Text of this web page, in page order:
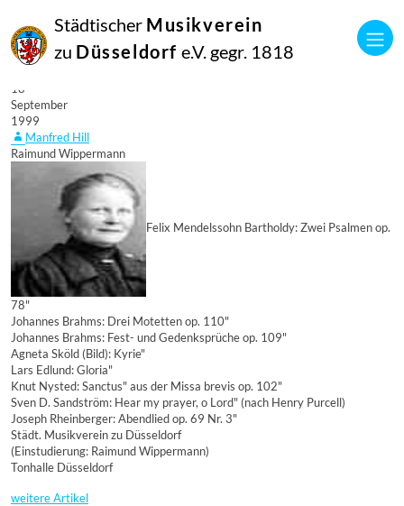
Städtischer Musikverein
zu Düsseldorf e.V. gegr. 1818
18
September
1999
Manfred Hill
Raimund Wippermann
Felix Mendelssohn Bartholdy: Zwei Psalmen op.
78"
Johannes Brahms: Drei Motetten op. 110"
Johannes Brahms: Fest- und Gedenksprüche op. 109"
Agneta Sköld (Bild): Kyrie"
Lars Edlund: Gloria"
Knut Nysted: Sanctus" aus der Missa brevis op. 102"
Sven D. Sandström: Hear my prayer, o Lord" (nach Henry Purcell)
Joseph Rheinberger: Abendlied op. 69 Nr. 3"
Städt. Musikverein zu Düsseldorf
(Einstudierung: Raimund Wippermann)
Tonhalle Düsseldorf
weitere Artikel